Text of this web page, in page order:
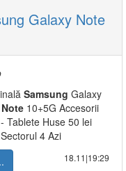
Galaxy Note
Samsung Galaxy
Note 10+5G Accesorii
Tablete Huse 50 lei
4 Azi
18.11|19:29